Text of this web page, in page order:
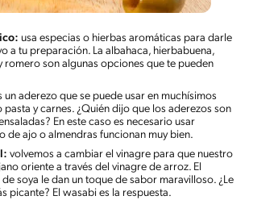
usa especias o hierbas aromáticas para darle
a tu preparación. La albahaca, hierbabuena,
romero son algunas opciones que te pueden
un aderezo que se puede usar en muchísimos
pasta y carnes. ¿Quién dijo que los aderezos son
En este caso es necesario usar
de ajo o almendras funcionan muy bien.
volvemos a cambiar el vinagre para que nuestro
oriente a través del vinagre de arroz. El
soya le dan un toque de sabor maravilloso. ¿Le
picante? El wasabi es la respuesta.